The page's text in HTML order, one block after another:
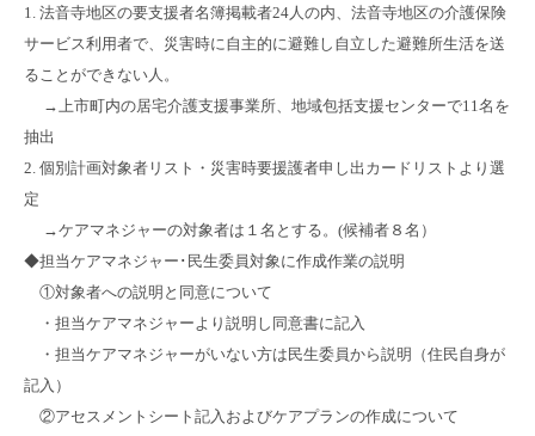
1. 法音寺地区の要支援者名簿掲載者24人の内、法音寺地区の介護保険
サービス利用者で、災害時に自主的に避難し自立した避難所生活を送
ることができない人。
→上市町内の居宅介護支援事業所、地域包括支援センターで11名を
抽出
2. 個別計画対象者リスト・災害時要援護者申し出カードリストより選
定
→ケアマネジャーの対象者は１名とする。(候補者８名）
◆担当ケアマネジャー･民生委員対象に作成作業の説明
①対象者への説明と同意について
・担当ケアマネジャーより説明し同意書に記入
・担当ケアマネジャーがいない方は民生委員から説明（住民自身が
記入）
②アセスメントシート記入およびケアプランの作成について